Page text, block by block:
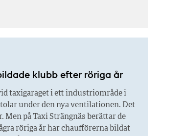
klubb efter röriga år
taxigaraget i ett industriområde i
under den nya ventilationen. Det
Men på Taxi Strängnäs berättar de
röriga år har chaufförerna bildat